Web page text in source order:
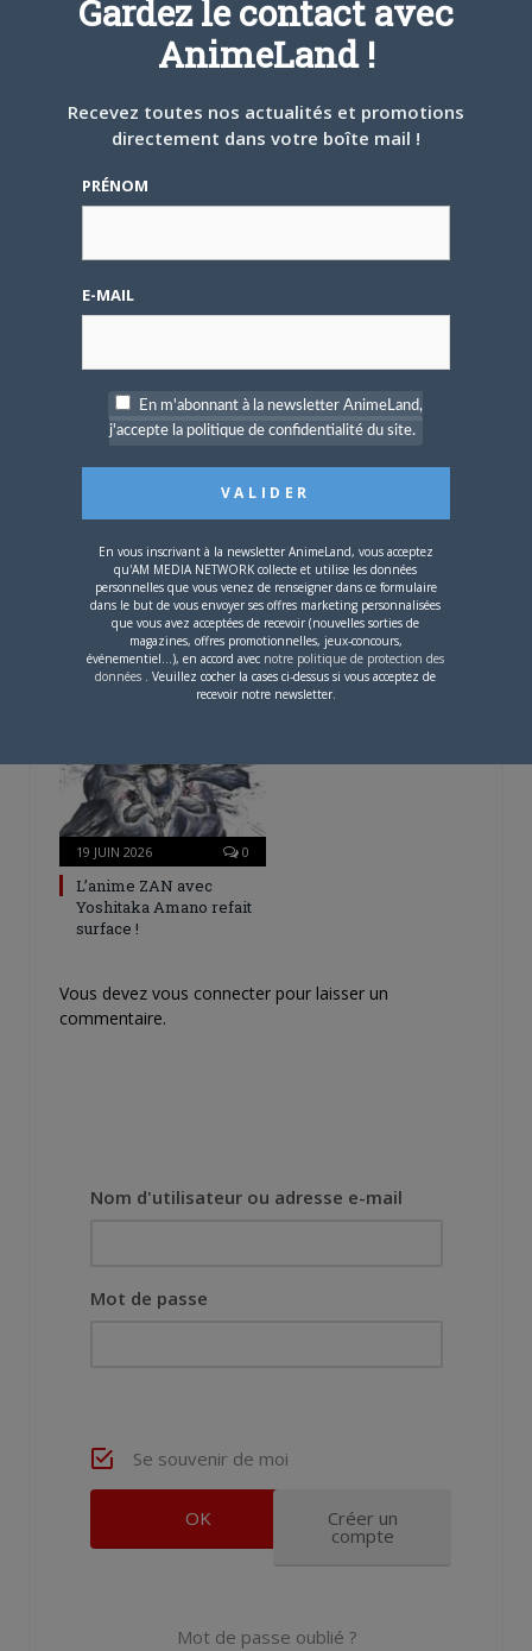
NESSA
24 JUIN 2026 0
trailer et date de
diffusion pour la version
de WIT Studio !
19 JUIN 2026 0
Reprise du manga
Hunter x Hunter au
Japon !
19 JUIN 2026 0
L’anime ZAN avec
Yoshitaka Amano refait
surface !
Vous devez vous connecter pour laisser un
commentaire.
Nom d'utilisateur ou adresse e-mail
Mot de passe
Se souvenir de moi
Créer un
compte
Mot de passe oublié ?
Gardez le contact avec
AnimeLand !
Recevez toutes nos actualités et promotions
directement dans votre boîte mail !
PRÉNOM
E-MAIL
En m'abonnant à la newsletter AnimeLand,
j'accepte la politique de confidentialité du site.
En vous inscrivant à la newsletter AnimeLand, vous acceptez
qu'AM MEDIA NETWORK collecte et utilise les données
personnelles que vous venez de renseigner dans ce formulaire
dans le but de vous envoyer ses offres marketing personnalisées
que vous avez acceptées de recevoir (nouvelles sorties de
magazines, offres promotionnelles, jeux-concours,
événementiel...), en accord avec notre politique de protection des
données . Veuillez cocher la cases ci-dessus si vous acceptez de
recevoir notre newsletter.